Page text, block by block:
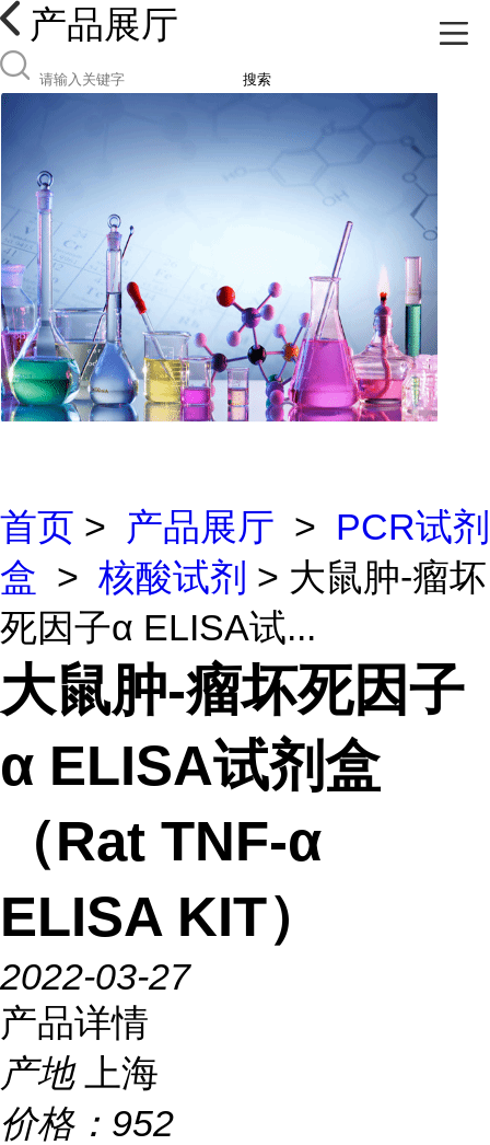
产品展厅
搜索
首页 > 产品展厅 > PCR试剂
盒 > 核酸试剂 > 大鼠肿-瘤坏
死因子α ELISA试...
大鼠肿-瘤坏死因子
α ELISA试剂盒
（Rat TNF-α
ELISA KIT）
2022-03-27
产品详情
产地
上海
价格： 952